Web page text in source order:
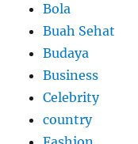
Bola
Buah Sehat
Budaya
Business
Celebrity
country